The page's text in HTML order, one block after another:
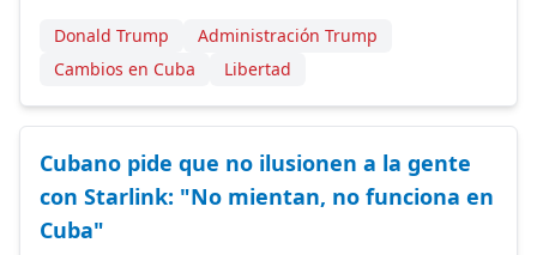
Donald Trump
Administración Trump
Cambios en Cuba
Libertad
Cubano pide que no ilusionen a la gente
con Starlink: "No mientan, no funciona en
Cuba"